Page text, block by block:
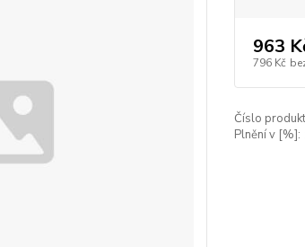
963
796 Kč
Číslo
Plnění v [%]: